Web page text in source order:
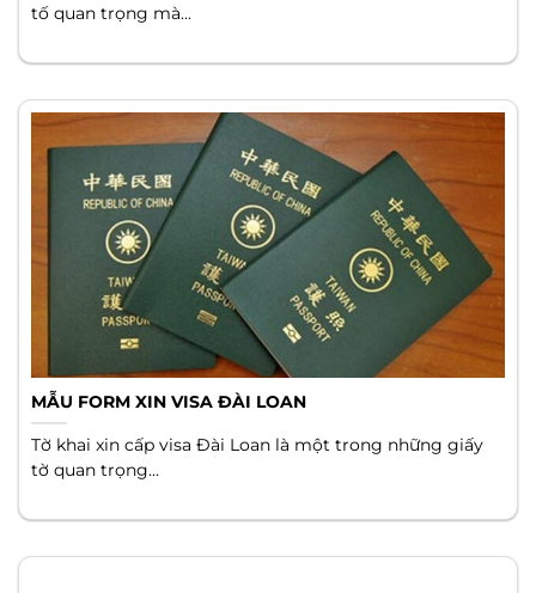
tố quan trọng mà...
MẪU FORM XIN VISA ĐÀI LOAN
Tờ khai xin cấp visa Đài Loan là một trong những giấy
tờ quan trọng...